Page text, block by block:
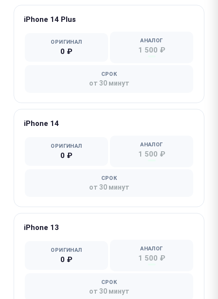
iPhone 14 Plus
ОРИГИНАЛ
0 ₽
АНАЛОГ
1 500 ₽
СРОК
от 30 минут
iPhone 14
ОРИГИНАЛ
0 ₽
АНАЛОГ
1 500 ₽
СРОК
от 30 минут
iPhone 13
ОРИГИНАЛ
0 ₽
АНАЛОГ
1 500 ₽
СРОК
от 30 минут